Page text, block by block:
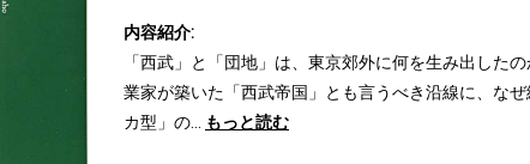
内容紹介:
「西武」と「団地」は、東京郊外に何を生み出した
業家が築いた「西武帝国」とも言うべき沿線に、な
カ型」の… もっと読む